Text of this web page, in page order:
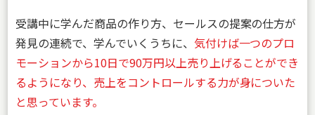
受講中に学んだ商品の作り方、セールスの提案の仕方が
発見の連続で、学んでいくうちに、 気付けば一つのプロ
モーションから10日で90万円以上売り上げることができ
るようになり、売上をコントロールする力が身についた
と思っています。